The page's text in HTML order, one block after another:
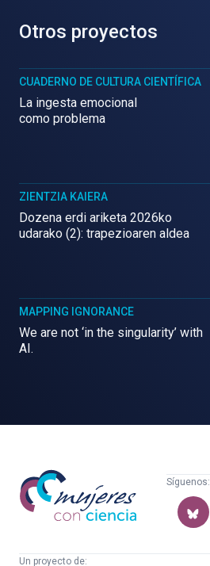
Otros proyectos
CUADERNO DE CULTURA CIENTÍFICA
La ingesta emocional
como problema
ZIENTZIA KAIERA
Dozena erdi ariketa 2026ko
udarako (2): trapezioaren aldea
MAPPING IGNORANCE
We are not ‘in the singularity’ with
AI.
Mujeres
con
ciencia
Síguenos:
Un proyecto de: